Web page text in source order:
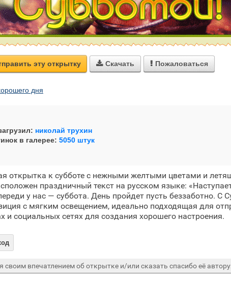
эту открытку  Скачать  Пожаловаться
дня
николай трухин
в галерее: 5050 штук
открытка к субботе с нежными желтыми цветами и
праздничный текст на русском языке:
у нас — суббота. День пройдет пусть беззаботно. С
с мягким освещением, идеально подходящая для
и социальных сетях для создания хорошего настроения.
своим впечатлением об открытке и/или сказать спасибо её